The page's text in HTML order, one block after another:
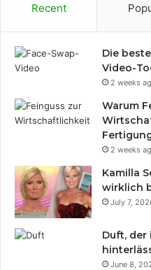
Recent
Die
Video-
2 weeks
Warum
2 weeks
Kamilla
wirklich
July 7,
Duft, der
June 8,